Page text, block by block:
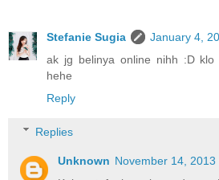
Stefanie Sugia
January 4,
ak jg belinya online nihh :D
hehe
Reply
Replies
Unknown November 14, 2013